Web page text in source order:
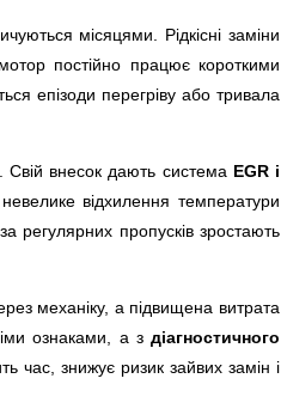
місяцями. Рідкісні заміни
постійно працює короткими
епізоди перегріву або тривала
Свій внесок дають система EGR і
відхилення температури
регулярних пропусків зростають
механіку, а підвищена витрата
ознаками, а з діагностичного
час, знижує ризик зайвих замін і